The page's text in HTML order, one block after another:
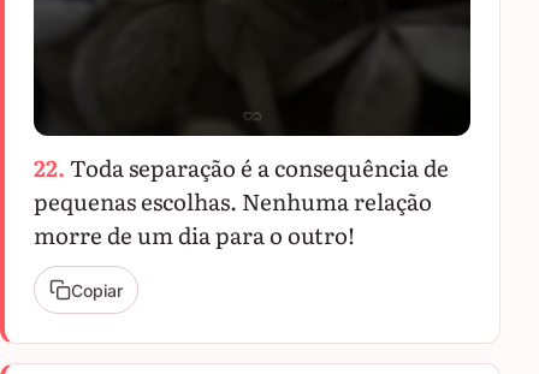
22.Toda separação é a consequência de
pequenas escolhas. Nenhuma relação
morre de um dia para o outro!
Copiar